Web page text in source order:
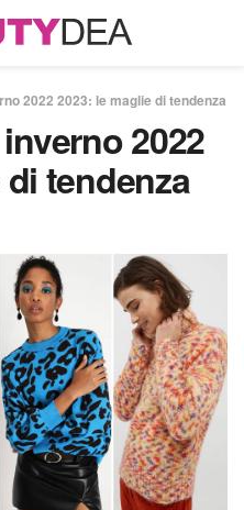
2022 2023: le maglie di tendenza
2022
tendenza